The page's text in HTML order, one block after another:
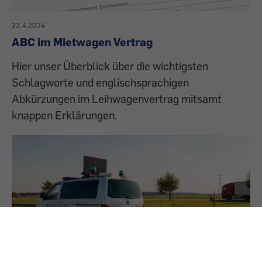
22.4.2024
ABC im Mietwagen Vertrag
Hier unser Überblick über die wichtigsten
Schlagworte und englischsprachigen
Abkürzungen im Leihwagenvertrag mitsamt
knappen Erklärungen.